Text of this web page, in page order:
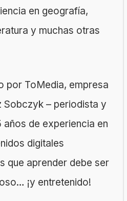
en geografía,
y muchas otras
por ToMedia, empresa
Sobczyk – periodista y
años de experiencia en
digitales
que aprender debe ser
¡y entretenido!